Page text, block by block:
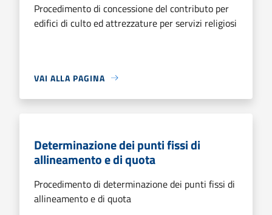
Procedimento di concessione del contributo per
edifici di culto ed attrezzature per servizi religiosi
VAI ALLA PAGINA
Determinazione dei punti fissi di
allineamento e di quota
Procedimento di determinazione dei punti fissi di
allineamento e di quota